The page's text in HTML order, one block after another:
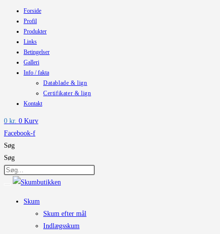
Forside
Profil
Produkter
Links
Betingelser
Galleri
Info / fakta
Datablade & lign
Certifikater & lign
Kontakt
0 kr. 0 Kurv
Facebook-f
Søg
Søg
Skum
Skum efter mål
Indlægsskum